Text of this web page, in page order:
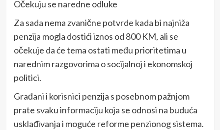
Očekuju se naredne odluke
Za sada nema zvanične potvrde kada bi najniža
penzija mogla dostići iznos od 800 KM, ali se
očekuje da će tema ostati među prioritetima u
narednim razgovorima o socijalnoj i ekonomskoj
politici.
Građani i korisnici penzija s posebnom pažnjom
prate svaku informaciju koja se odnosi na buduća
usklađivanja i moguće reforme penzionog sistema.